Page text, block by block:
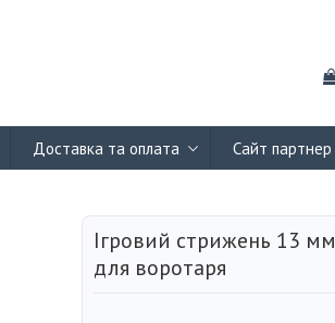
Доставка та оплата Сайт партнер
Ігровий стрижень 13 мм
для воротаря